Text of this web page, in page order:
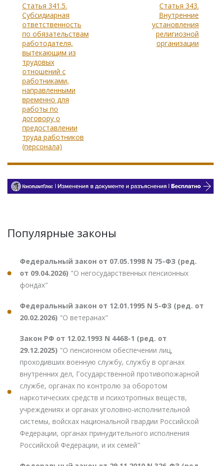
Статья 341.5.
Субсидиарная
ответственность
по обязательствам
работодателя,
вытекающим из
трудовых
отношений с
работниками,
направленными
временно для
работы по
договору о
предоставлении
труда работников
(персонала)
Статья 343.
Внутренние
установления
религиозной
организации
Популярные законы
Федеральный закон от 07.05.1998 N 75-ФЗ (ред.
от 09.04.2026) "О негосударственных пенсионных
фондах"
Федеральный закон от 12.01.1995 N 5-ФЗ (ред. от
20.02.2026) "О ветеранах"
Закон РФ от 12.02.1993 N 4468-1 (ред. от
29.12.2025) "О пенсионном обеспечении лиц,
проходивших военную службу, службу в органах
внутренних дел, Государственной противопожарной
службе, органах по контролю за оборотом
наркотических средств и психотропных веществ,
учреждениях и органах уголовно-исполнительной
системы, войсках национальной гвардии Российской
Федерации, органах принудительного исполнения
Российской Федерации, и их семей"